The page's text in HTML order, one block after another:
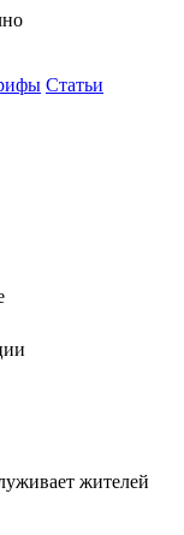
Статьи
жителей